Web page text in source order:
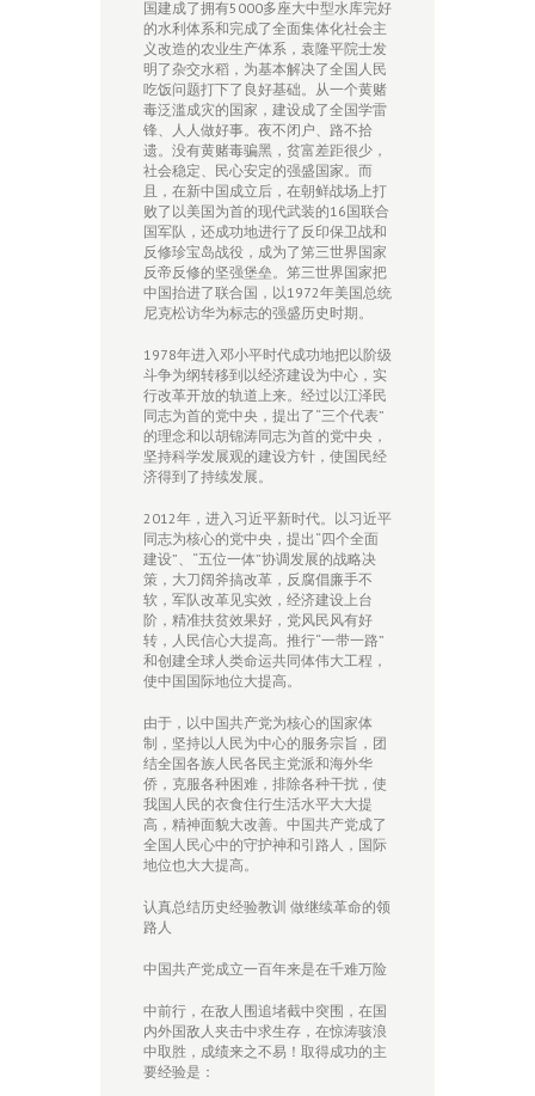
国建成了拥有5000多座大中型水库完好
的水利体系和完成了全面集体化社会主
义改造的农业生产体系，袁隆平院士发
明了杂交水稻，为基本解决了全国人民
吃饭问题打下了良好基础。从一个黄赌
毒泛滥成灾的国家，建设成了全国学雷
锋、人人做好事。夜不闭户、路不拾
遗。没有黄赌毒骗黑，贫富差距很少，
社会稳定、民心安定的强盛国家。而
且，在新中国成立后，在朝鲜战场上打
败了以美国为首的现代武装的16国联合
国军队，还成功地进行了反印保卫战和
反修珍宝岛战役，成为了笫三世界国家
反帝反修的坚强堡垒。笫三世界国家把
中国抬进了联合国，以1972年美国总统
尼克松访华为标志的强盛历史时期。
1978年进入邓小平时代成功地把以阶级
斗争为纲转移到以经济建设为中心，实
行改革开放的轨道上来。经过以江泽民
同志为首的党中央，提出了“三个代表”
的理念和以胡锦涛同志为首的党中央，
坚持科学发展观的建设方针，使国民经
济得到了持续发展。
2012年，进入习近平新时代。以习近平
同志为核心的党中央，提出“四个全面
建设”、“五位一体”协调发展的战略决
策，大刀阔斧搞改革，反腐倡廉手不
软，军队改革见实效，经济建设上台
阶，精准扶贫效果好，党风民风有好
转，人民信心大提高。推行“一带一路”
和创建全球人类命运共同体伟大工程，
使中国国际地位大提高。
由于，以中国共产党为核心的国家体
制，坚持以人民为中心的服务宗旨，团
结全国各族人民各民主党派和海外华
侨，克服各种困难，排除各种干扰，使
我国人民的衣食住行生活水平大大提
高，精神面貌大改善。中国共产党成了
全国人民心中的守护神和引路人，国际
地位也大大提高。
认真总结历史经验教训 做继续革命的领
路人
中国共产党成立一百年来是在千难万险
中前行，在敌人围追堵截中突围，在国
内外国敌人夹击中求生存，在惊涛骇浪
中取胜，成绩来之不易！取得成功的主
要经验是：